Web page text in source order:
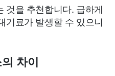
것을 추천합니다. 급하게
기료가 발생할 수 있으니
차이